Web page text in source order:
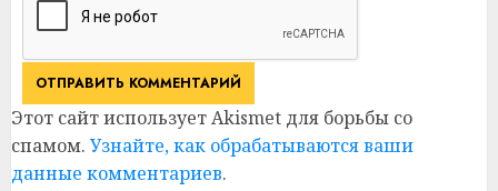
Этот сайт использует Akismet для борьбы со
спамом. Узнайте, как обрабатываются ваши
данные комментариев.